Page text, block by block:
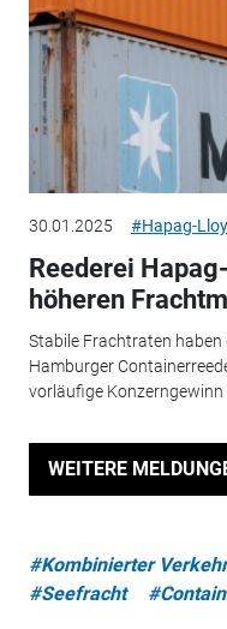
30.01.2025 #Hapag-
Reederei
höheren
Stabile Frachtraten
Hamburger
vorläufige Konzerngewinn
WEITERE
#Kombinierter Verkehr
#Seefracht